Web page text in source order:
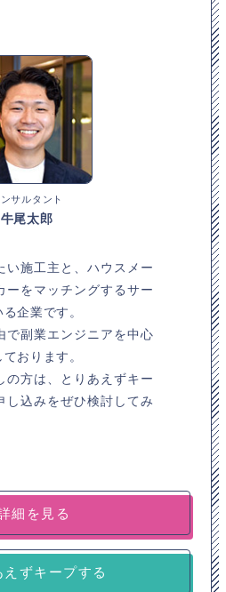
サルタント
牛尾太郎
い施工主と、ハウスメー
ーをマッチングするサー
企業です。
で副業エンジニアを中心
おります。
の方は、とりあえずキー
し込みをぜひ検討してみ
細を見る
えずキープする